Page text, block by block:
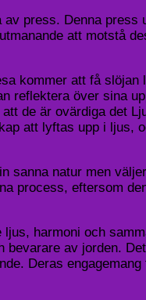
press. Denna press
att motstå
kommer att få
reflektera över sina
de är ovärdiga det
att lyftas upp i ljus,
sanna natur men
process, eftersom
harmoni och
av jorden.
Deras engagemang